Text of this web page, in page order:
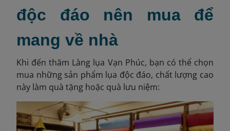
độc đáo nên mua để
mang về nhà
Khi đến thăm Làng lụa Vạn Phúc, bạn có thể chọn
mua những sản phẩm lụa độc đáo, chất lượng cao
này làm quà tặng hoặc quà lưu niệm: